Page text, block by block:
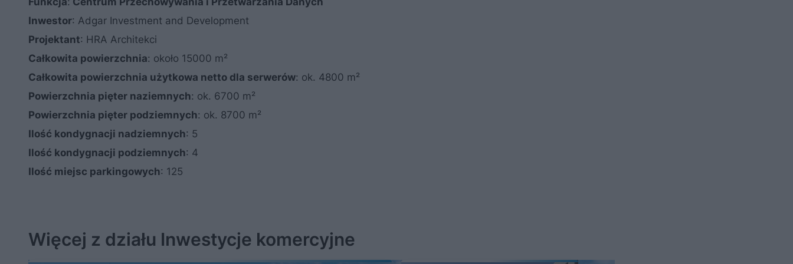
Inwestor: Adgar Investment and Development
Projektant: HRA Architekci
Całkowita powierzchnia: około 15000 m²
Całkowita powierzchnia użytkowa netto dla serwerów: ok. 4800 m²
Powierzchnia pięter naziemnych: ok. 6700 m²
Powierzchnia pięter podziemnych: ok. 8700 m²
Ilość kondygnacji nadziemnych: 5
Ilość kondygnacji podziemnych: 4
Ilość miejsc parkingowych: 125
Więcej z działu Inwestycje komercyjne